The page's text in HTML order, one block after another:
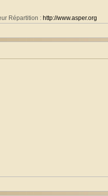
Répartition : http://www.asper.org